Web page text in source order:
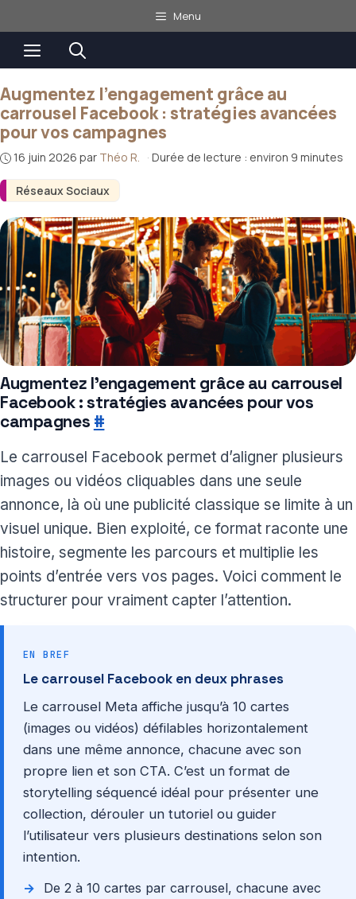
au
contenu
Menu
Menu
Réseaux Sociaux
Augmentez l’engagement grâce au
carrousel Facebook : stratégies avancées
pour vos campagnes
16 juin 2026 par Théo R. · Durée de lecture : environ 9 minutes
Augmentez l’engagement grâce au carrousel
Facebook : stratégies avancées pour vos
campagnes #
Le carrousel Facebook permet d’aligner plusieurs
images ou vidéos cliquables dans une seule
annonce, là où une publicité classique se limite à un
visuel unique. Bien exploité, ce format raconte une
histoire, segmente les parcours et multiplie les
points d’entrée vers vos pages. Voici comment le
structurer pour vraiment capter l’attention.
EN BREF
Le carrousel Facebook en deux phrases
Le carrousel Meta affiche jusqu’à 10 cartes
(images ou vidéos) défilables horizontalement
dans une même annonce, chacune avec son
propre lien et son CTA. C’est un format de
storytelling séquencé idéal pour présenter une
collection, dérouler un tutoriel ou guider
l’utilisateur vers plusieurs destinations selon son
intention.
De 2 à 10 cartes par carrousel, chacune avec